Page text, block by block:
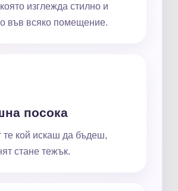
изглежда стилно и
във всяко помещение.
посока
кой искаш да бъдеш,
стане тежък.